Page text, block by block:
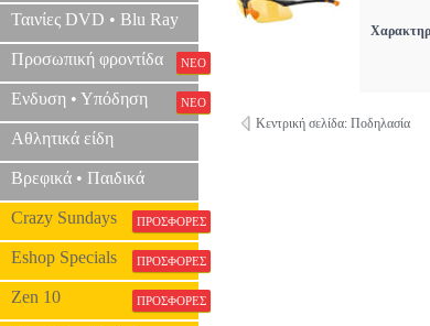
Ταινίες DVD • Blu Ray
Προσωπική φροντίδα ΝΕΟ
Ενδυση • Υπόδηση ΝΕΟ
Αθλητικά είδη
Βρεφικά • Παιδικά
Crazy Sundays ΠΡΟΣΦΟΡΕΣ
Eshop Specials ΠΡΟΣΦΟΡΕΣ
Zen 10 ΠΡΟΣΦΟΡΕΣ
Κεντρική σελίδα: Ποδηλασία